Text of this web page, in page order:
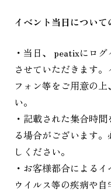
イベント当日について
・当日、 peatixにロ
させていただきます
フォン等をご用意の
い。
・記載された集合時
る場合がございます
しください。
・お客様都合による
ウイルス等の疾病や